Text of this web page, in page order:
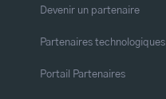
Devenir un partenaire
Partenaires technologiques
Portail Partenaires